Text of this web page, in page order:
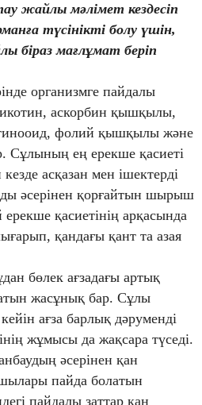
жайлы мәлімет кездесіп
түсінікті болу үшін,
біраз мағлұмат беріп
организмге пайдалы
аскорбин қышқылы,
фолий қышқылы және
Сұлының ең ерекше қасиеті
асқазан мен ішектерді
әсерінен қорғайтын шырыш
қасиетінің арқасында
қандағы қант та азая
бөлек ағзадағы артық
жасұнық бар. Сұлы
ағза барлық дәруменді
жұмысы да жақсара түседі.
әсерінен қан
пайда болатын
пайдалы заттар қан